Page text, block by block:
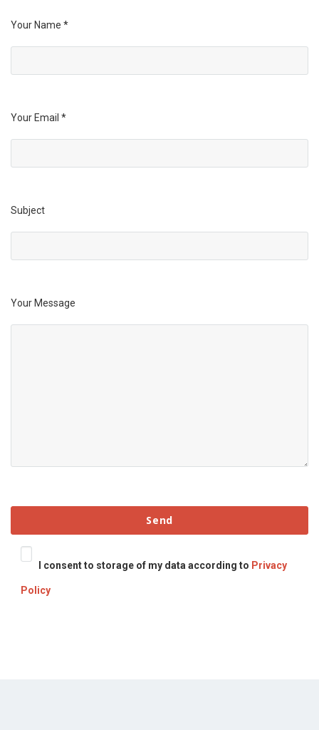
Your Name *
Your Email *
Subject
Your Message
I consent to storage of my data according to Privacy
Policy